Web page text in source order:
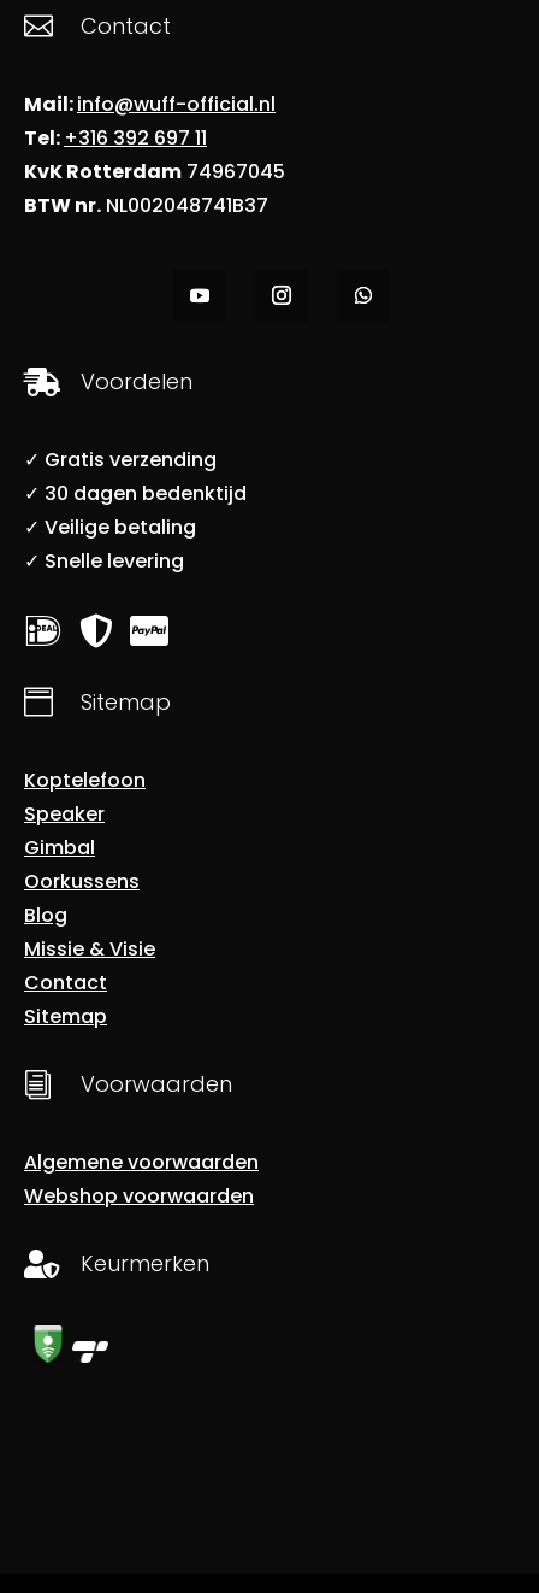
 Contact
Mail:info@wuff-official.nl
Tel: +316 392 697 11
KvK Rotterdam 74967045
BTW nr. NL002048741B37
 Voordelen
✓ Gratis verzending
✓ 30 dagen bedenktijd
✓ Veilige betaling
✓ Snelle levering
  
 Sitemap
Koptelefoon
Speaker
Gimbal
Oorkussens
Blog
Missie & Visie
Contact
Sitemap
i Voorwaarden
Algemene voorwaarden
Webshop voorwaarden
 Keurmerken